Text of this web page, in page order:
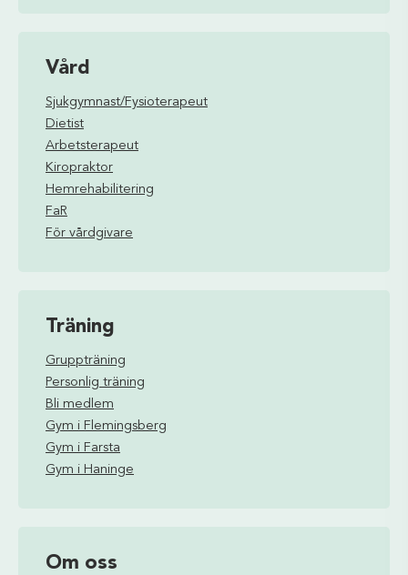
Vård
Sjukgymnast/Fysioterapeut
Dietist
Arbetsterapeut
Kiropraktor
Hemrehabilitering
FaR
För vårdgivare
Träning
Gruppträning
Personlig träning
Bli medlem
Gym i Flemingsberg
Gym i Farsta
Gym i Haninge
Om oss